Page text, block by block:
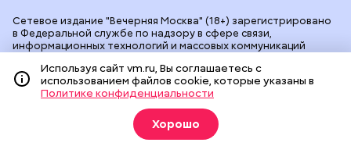
Сетевое издание "Вечерняя Москва" (18+) зарегистрировано
в Федеральной службе по надзору в сфере связи,
информационных технологий и массовых коммуникаций
90524 от 09.12.2025. Учредитель: АО "Редакция газеты
"Вечерняя Москва". Главный редактор vm.ru: Александр
Геннадьевич Глуходедов. Адрес редакции: 127015, г.Москва,
Бумажный пр-д, д. 14, стр. 2. Телефон:+7(499)557-04-24
. Почта для связи с редакцией сайта:
Используя сайт vm.ru, Вы соглашаетесь с
использованием файлов cookie, которые указаны в
Политике конфиденциальности
Хорошо